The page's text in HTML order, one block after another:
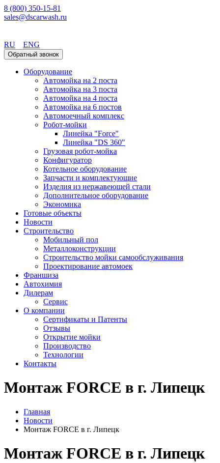
8 (800) 350-15-81
sales@dscarwash.ru
RU
ENG
Обратный звонок
Оборудование
Автомойка на 2 поста
Автомойка на 3 поста
Автомойка на 4 поста
Автомойка на 6 постов
Автомоечный комплекс
Робот-мойки
Линейка "Force"
Линейка "DS 360"
Грузовая робот-мойка
Конфигуратор
Котельное оборудование
Запчасти и комплектующие
Изделия из нержавеющей стали
Дополнительное оборудование
Экономика
Готовые объекты
Новости
Строительство
Мобильный пол
Металлоконструкции
Строительство мойки самообслуживания
Проектирование автомоек
Франшиза
Автохимия
Дилерам
Сервис
О компании
Сертификаты и Патенты
Отзывы
Открытие мойки
Производство
Технологии
Контакты
Монтаж FORCE в г. Липецк
Главная
Новости
Монтаж FORCE в г. Липецк
Монтаж FORCE в г. Липецк